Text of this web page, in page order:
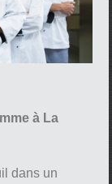
à La
dans un